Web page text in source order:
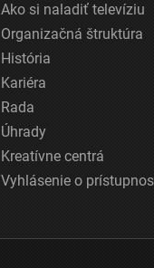
Ako si naladiť televíziu
Organizačná štruktúra
História
Kariéra
Rada
Úhrady
Kreatívne centrá
Vyhlásenie o